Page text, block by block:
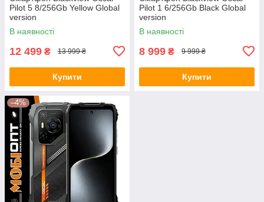
Pilot 5 8/256Gb Yellow Global
version
В наявності
12 499 ₴ 13 999 ₴
Купити
Pilot 1 6/256Gb Black Global
version
В наявності
8 999 ₴ 9 999 ₴
Купити
–4%